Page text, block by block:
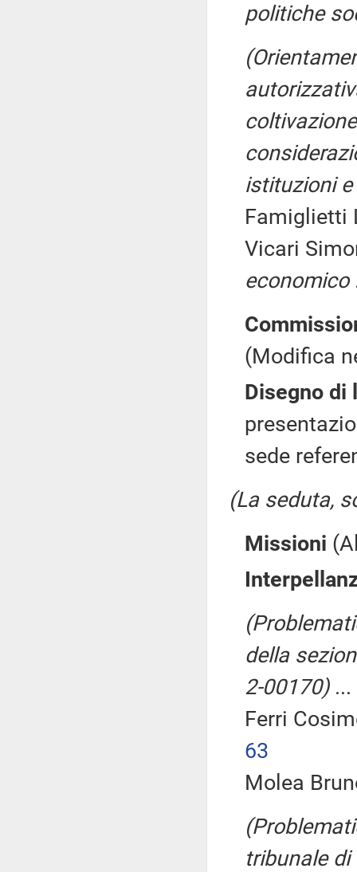
politiche
istituzioni
Famiglietti
Vicari
economico
(Modifica
Disegno di
sede
(La seduta,
Missioni
della
2-00170)...
Ferri
63
Molea
tribunale